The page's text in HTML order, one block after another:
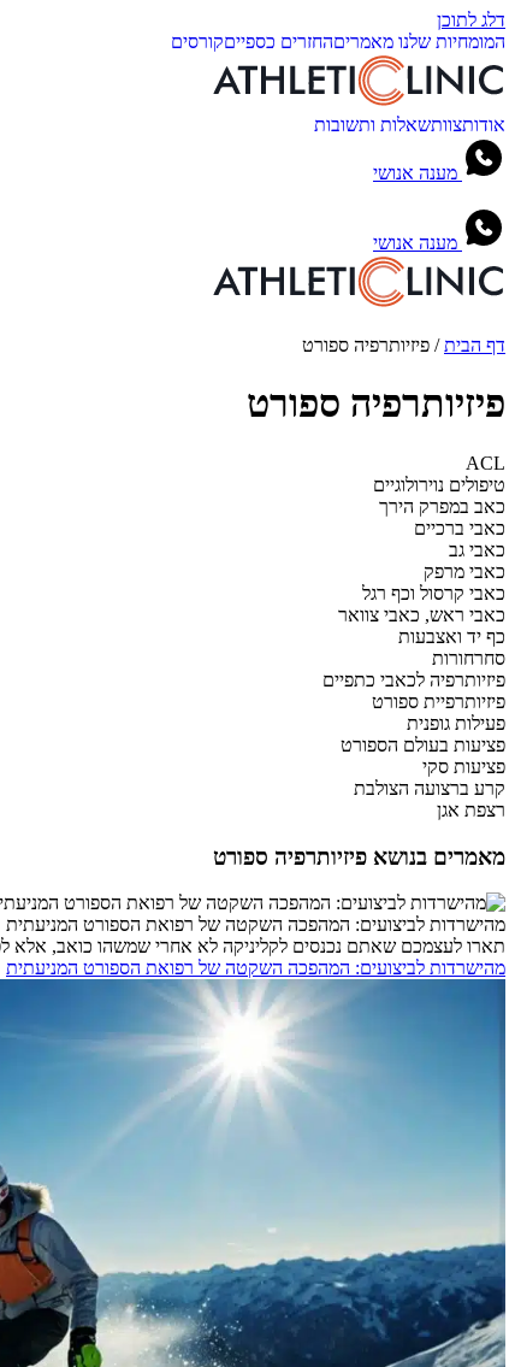
דלג לתוכן
המומחיות שלנו מאמריםהחזרים כספייםקורסים
אודותצוותשאלות ותשובות
מענה אנושי
מענה אנושי
דף הבית/ פיזיותרפיה ספורט
פיזיותרפיה ספורט
ACL
טיפולים נוירולוגיים
כאב במפרק הירך
כאבי ברכיים
כאבי גב
כאבי מרפק
כאבי קרסול וכף רגל
כאבי ראש, כאבי צוואר
כף יד ואצבעות
סחרחורות
פיזיותרפיה לכאבי כתפיים
פיזיותרפיית ספורט
פעילות גופנית
פציעות בעולם הספורט
פציעות סקי
קרע ברצועה הצולבת
רצפת אגן
מאמרים בנושא פיזיותרפיה ספורט
מהישרדות לביצועים: המהפכה השקטה של רפואת הספורט המניעתית
תארו לעצמכם שאתם נכנסים לקליניקה לא אחרי שמשהו כואב, אלא
מהישרדות לביצועים: המהפכה השקטה של רפואת הספורט המניעתית